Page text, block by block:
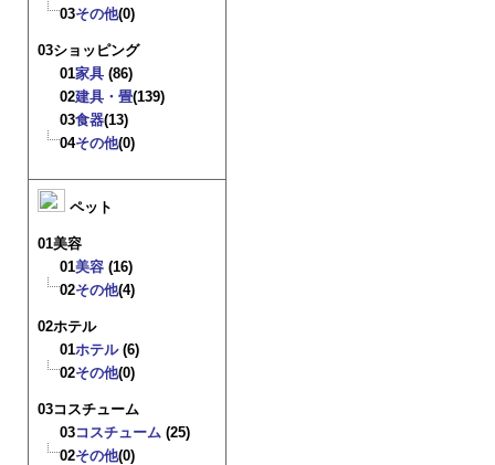
03その他(0)
03ショッピング
01家具 (86)
02建具・畳(139)
03食器(13)
04その他(0)
ペット
01美容
01美容 (16)
02その他(4)
02ホテル
01ホテル(6)
02その他(0)
03コスチューム
03コスチューム (25)
02その他(0)